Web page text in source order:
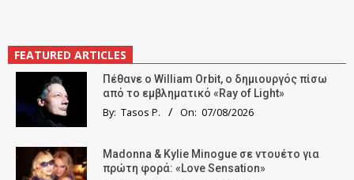
FEATURED ARTICLES
Πέθανε ο William Orbit, ο δημιουργός πίσω
από το εμβληματικό «Ray of Light»
By: Tasos P. On: 07/08/2026
Madonna & Kylie Minogue σε ντουέτο για
πρώτη φορά: «Love Sensation»